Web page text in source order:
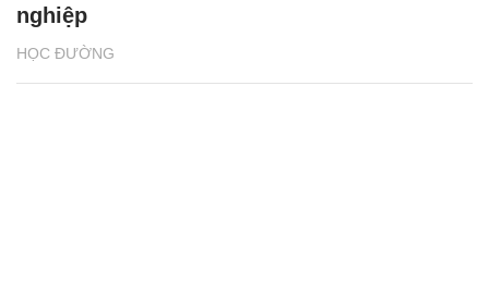
HỌC ĐƯỜNG
nghiệp